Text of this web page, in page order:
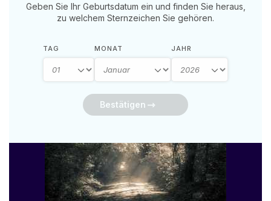
Geben Sie Ihr Geburtsdatum ein und finden Sie heraus,
zu welchem Sternzeichen Sie gehören.
TAG MONAT JAHR
Bestätigen